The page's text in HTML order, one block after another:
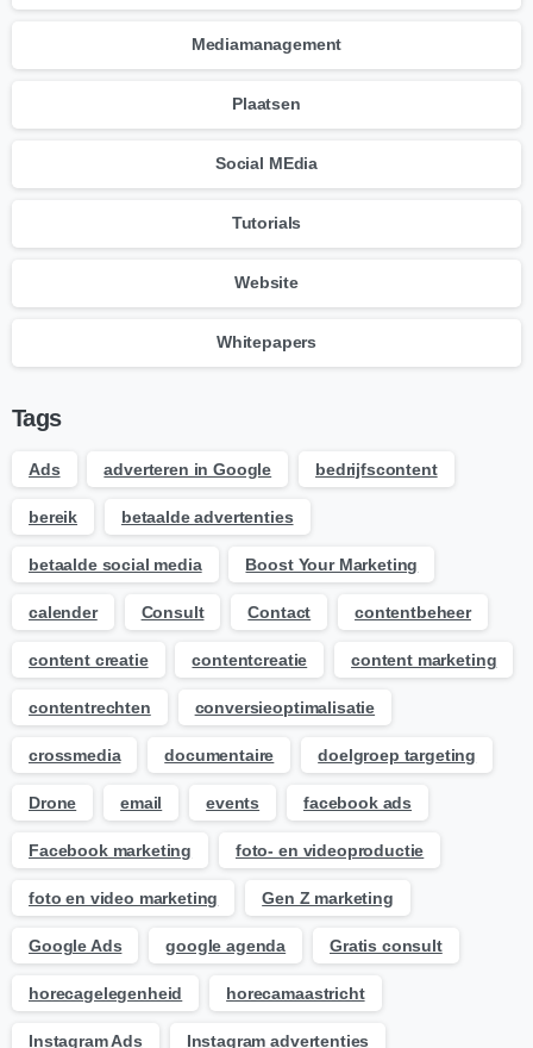
Mediamanagement
Plaatsen
Social MEdia
Tutorials
Website
Whitepapers
Tags
Ads adverteren in Google bedrijfscontent
bereik betaalde advertenties
betaalde social media Boost Your Marketing
calender Consult Contact contentbeheer
content creatie contentcreatie content marketing
contentrechten conversieoptimalisatie
crossmedia documentaire doelgroep targeting
Drone email events facebook ads
Facebook marketing foto- en videoproductie
foto en video marketing Gen Z marketing
Google Ads google agenda Gratis consult
horecagelegenheid horecamaastricht
Instagram Ads Instagram advertenties